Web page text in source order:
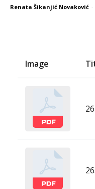
Renata Šikanjić Novaković -
Image